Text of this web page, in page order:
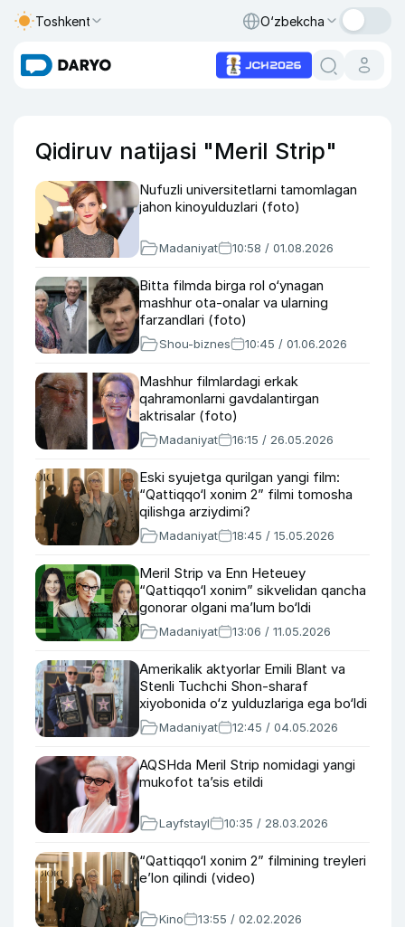
Toshkent O‘zbekcha
Qidiruv natijasi "Meril Strip"
Nufuzli universitetlarni tamomlagan
jahon kinoyulduzlari (foto)
Madaniyat 10:58 / 01.08.2026
Bitta filmda birga rol o‘ynagan
mashhur ota-onalar va ularning
farzandlari (foto)
Shou-biznes 10:45 / 01.06.2026
Mashhur filmlardagi erkak
qahramonlarni gavdalantirgan
aktrisalar (foto)
Madaniyat 16:15 / 26.05.2026
Eski syujetga qurilgan yangi film:
“Qattiqqo‘l xonim 2” filmi tomosha
qilishga arziydimi?
Madaniyat 18:45 / 15.05.2026
Meril Strip va Enn Heteuey
“Qattiqqo‘l xonim” sikvelidan qancha
gonorar olgani ma’lum bo‘ldi
Madaniyat 13:06 / 11.05.2026
Amerikalik aktyorlar Emili Blant va
Stenli Tuchchi Shon-sharaf
xiyobonida o‘z yulduzlariga ega bo‘ldi
Madaniyat 12:45 / 04.05.2026
AQSHda Meril Strip nomidagi yangi
mukofot ta’sis etildi
Layfstayl 10:35 / 28.03.2026
“Qattiqqo‘l xonim 2” filmining treyleri
e’lon qilindi (video)
Kino 13:55 / 02.02.2026